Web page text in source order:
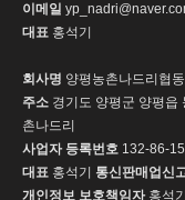
이메일
대표 홍석기
회사명 양평농촌나드리협
주소 경기도 양평군 양평읍
촌나드리
사업자 등록번호 132-86-
대표 홍석기 통신판매업신
개인정보 보호책임자홍석기